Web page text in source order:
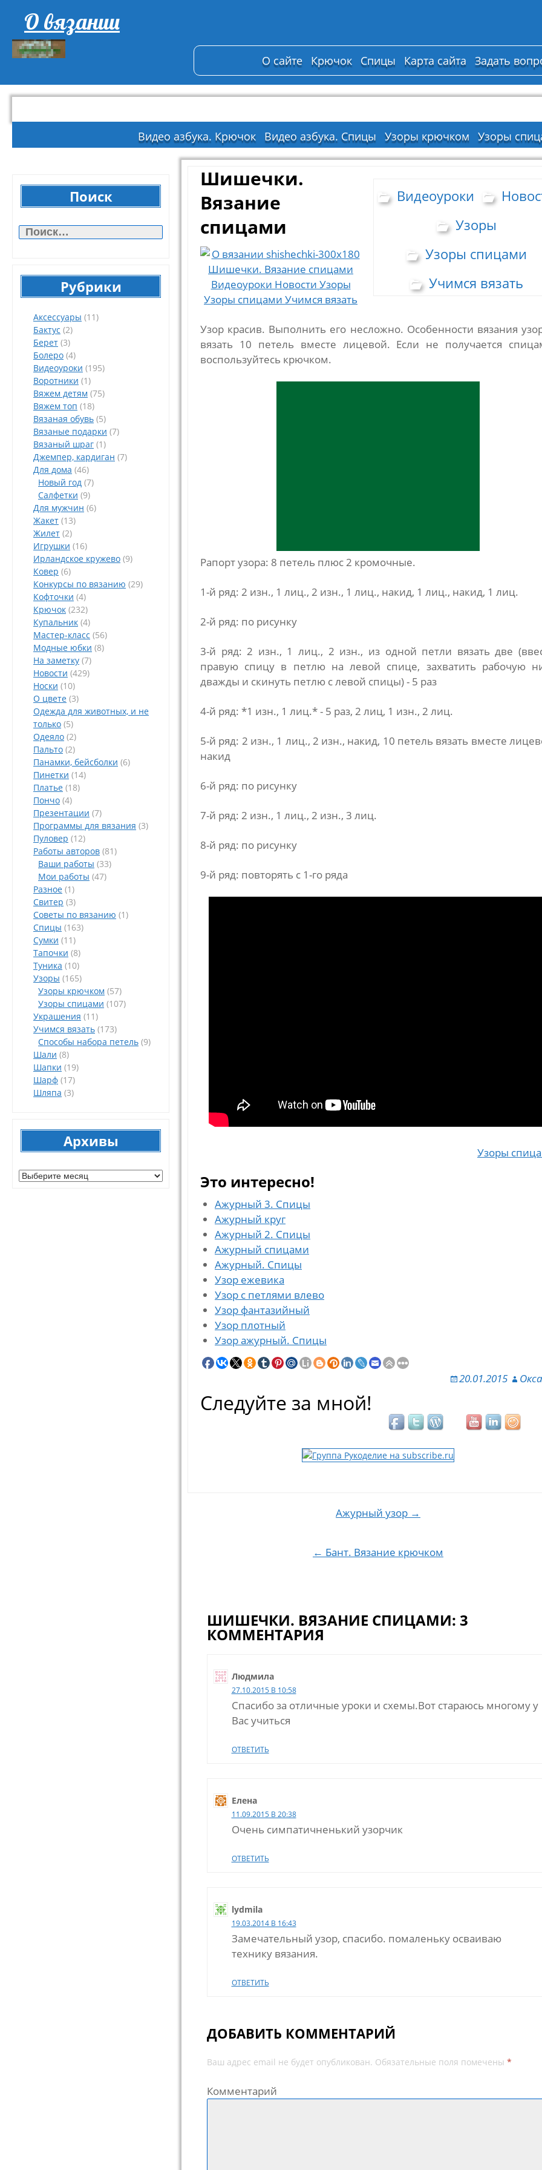
О вязании
О сайте Крючок Спицы Карта сайта Задать
Видео азбука. Крючок Видео азбука. Спицы Узоры крючком Узоры
Поиск
Рубрики
Аксессуары (11)
Бактус (2)
Берет (3)
Болеро (4)
Видеоуроки (195)
Воротники (1)
Вяжем детям (75)
Вяжем топ (18)
Вязаная обувь (5)
Вязаные подарки (7)
Вязаный шраг (1)
Джемпер, кардиган (7)
Для дома (46)
Новый год (7)
Салфетки (9)
Для мужчин (6)
Жакет (13)
Жилет (2)
Игрушки (16)
Ирландское кружево (9)
Ковер (6)
Конкурсы по вязанию (29)
Кофточки (4)
Крючок (232)
Купальник (4)
Мастер-класс (56)
Модные юбки (8)
На заметку (7)
Новости (429)
Носки (10)
О цвете (3)
Одежда для животных, и не
только (5)
Одеяло (2)
Пальто (2)
Панамки, бейсболки (6)
Пинетки (14)
Платье (18)
Пончо (4)
Презентации (7)
Программы для вязания (3)
Пуловер (12)
Работы авторов (81)
Ваши работы (33)
Мои работы (47)
Разное (1)
Свитер (3)
Советы по вязанию (1)
Спицы (163)
Сумки (11)
Тапочки (8)
Туника (10)
Узоры (165)
Узоры крючком (57)
Узоры спицами (107)
Украшения (11)
Учимся вязать (173)
Способы набора петель (9)
Шали (8)
Шапки (19)
Шарф (17)
Шляпа (3)
Архивы
Видеоуроки
Узоры
Узоры спицами
Учимся вязать
Шишечки.
Вязание
спицами
Узор красив. Выполнить его несложно. Особенности вязания
вязать 10 петель вместе лицевой. Если не получается
воспользуйтесь крючком.
Рапорт узора: 8 петель плюс 2 кромочные.
1-й ряд: 2 изн., 1 лиц., 2 изн., 1 лиц., накид, 1 лиц., накид, 1 лиц.
2-й ряд: по рисунку
3-й ряд: 2 изн., 1 лиц., 2 изн., из одной петли вязать две
правую спицу в петлю на левой спице, захватить рабочую
дважды и скинуть петлю с левой спицы) - 5 раз
4-й ряд: *1 изн., 1 лиц.* - 5 раз, 2 лиц, 1 изн., 2 лиц.
5-й ряд: 2 изн., 1 лиц., 2 изн., накид, 10 петель вязать вместе
накид
6-й ряд: по рисунку
7-й ряд: 2 изн., 1 лиц., 2 изн., 3 лиц.
8-й ряд: по рисунку
9-й ряд: повторять с 1-го ряда
Узоры
Это интересно!
Ажурный 3. Спицы
Ажурный круг
Ажурный 2. Спицы
Ажурный спицами
Ажурный. Спицы
Узор ежевика
Узор с петлями влево
Узор фантазийный
Узор плотный
Узор ажурный. Спицы
20.01.2015
Следуйте за мной!
Навигация по записям
Ажурный узор →
← Бант. Вязание крючком
ШИШЕЧКИ. ВЯЗАНИЕ СПИЦАМИ: 3
КОММЕНТАРИЯ
Людмила
27.10.2015 В 10:58
Спасибо за отличные уроки и схемы.Вот стараюсь многому у
Вас учиться
ОТВЕТИТЬ
Елена
11.09.2015 В 20:38
Очень симпатичненький узорчик
ОТВЕТИТЬ
lydmila
19.03.2014 В 16:43
Замечательный узор, спасибо. помаленьку осваиваю
технику вязания.
ОТВЕТИТЬ
ДОБАВИТЬ КОММЕНТАРИЙ
Ваш адрес email не будет опубликован. Обязательные поля помечены *
Комментарий